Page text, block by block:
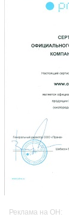
Реклама на OH: